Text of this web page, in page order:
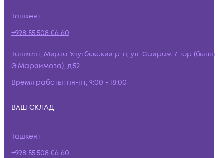
Ташкент
+998 55 508 06 60
Ташкент, Мирзо-Улугбекский р-н, ул. Сайрам 7-тор (бывш.
Э.Мараимова), д.52
Время работы: пн-пт, 9:00 - 18:00
ВАШ СКЛАД
Ташкент
+998 55 508 06 60